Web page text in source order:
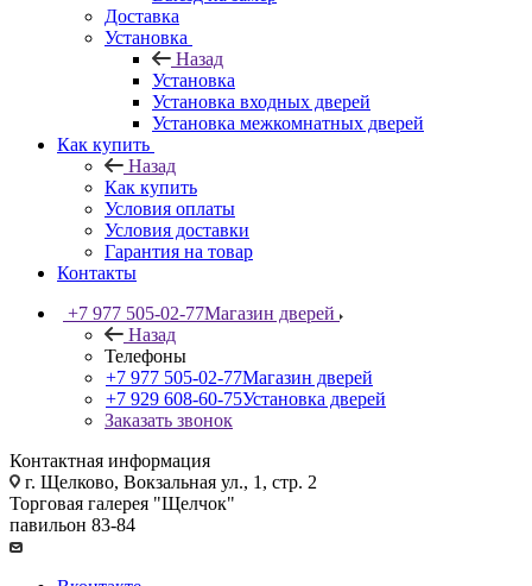
Доставка
Установка
Назад
Установка
Установка входных дверей
Установка межкомнатных дверей
Как купить
Назад
Как купить
Условия оплаты
Условия доставки
Гарантия на товар
Контакты
+7 977 505-02-77Магазин дверей
Назад
Телефоны
+7 977 505-02-77Магазин дверей
+7 929 608-60-75Установка дверей
Заказать звонок
Контактная информация
г. Щелково, Вокзальная ул., 1, стр. 2
Торговая галерея "Щелчок"
павильон 83-84